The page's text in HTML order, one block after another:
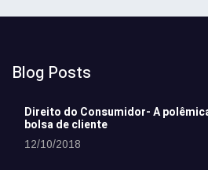
Blog Posts
Direito do Consumidor- A
bolsa de cliente
12/10/2018